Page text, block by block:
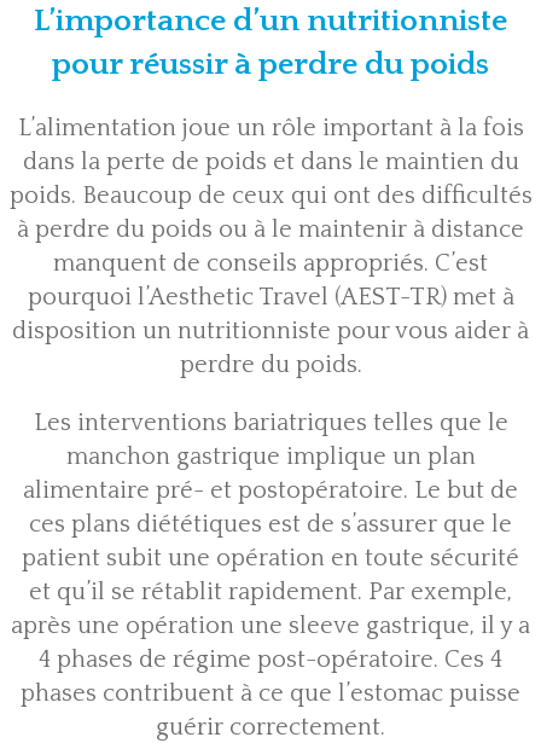
L’importance d’un nutritionniste
pour réussir à perdre du poids
L’alimentation joue un rôle important à la fois
dans la perte de poids et dans le maintien du
poids. Beaucoup de ceux qui ont des difficultés
à perdre du poids ou à le maintenir à distance
manquent de conseils appropriés. C’est
pourquoi l’Aesthetic Travel (AEST-TR) met à
disposition un nutritionniste pour vous aider à
perdre du poids.
Les interventions bariatriques telles que le
manchon gastrique implique un plan
alimentaire pré- et postopératoire. Le but de
ces plans diététiques est de s’assurer que le
patient subit une opération en toute sécurité
et qu’il se rétablit rapidement. Par exemple,
après une opération une sleeve gastrique, il y a
4 phases de régime post-opératoire. Ces 4
phases contribuent à ce que l’estomac puisse
guérir correctement.